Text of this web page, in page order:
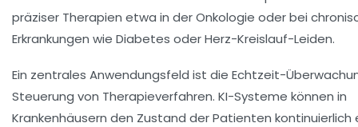
präziser Therapien etwa in der Onkologie oder bei
Erkrankungen wie Diabetes oder Herz-Kreislauf-Leiden.
Ein zentrales Anwendungsfeld ist die Echtzeit-
Steuerung von Therapieverfahren. KI-Systeme können in
Krankenhäusern den Zustand der Patienten kontinuierlich